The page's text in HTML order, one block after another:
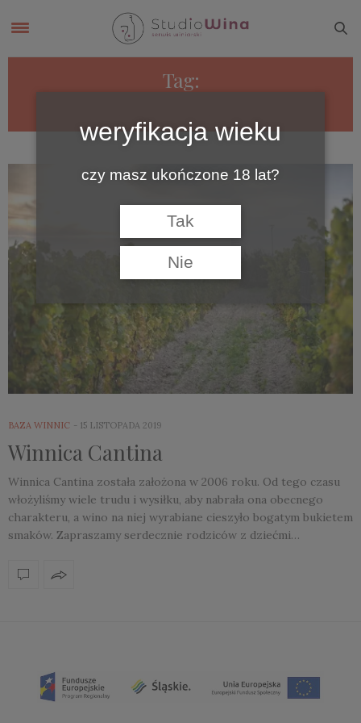
Tag:
BAZA WINNIC 15 LISTOPADA 2019
Winnica Cantina
Winnica Cantina została założona w 2006 roku. Od tego czasu
włożyliśmy wiele trudu i wysiłku, aby nabrała ona obecnego
charakteru, a wino na niej wyrabiane cieszyło bogatym bukietem
smaków. Zapraszamy serdecznie rodziców z dziećmi…
weryfikacja wieku
czy masz ukończone 18 lat?
Tak
Nie